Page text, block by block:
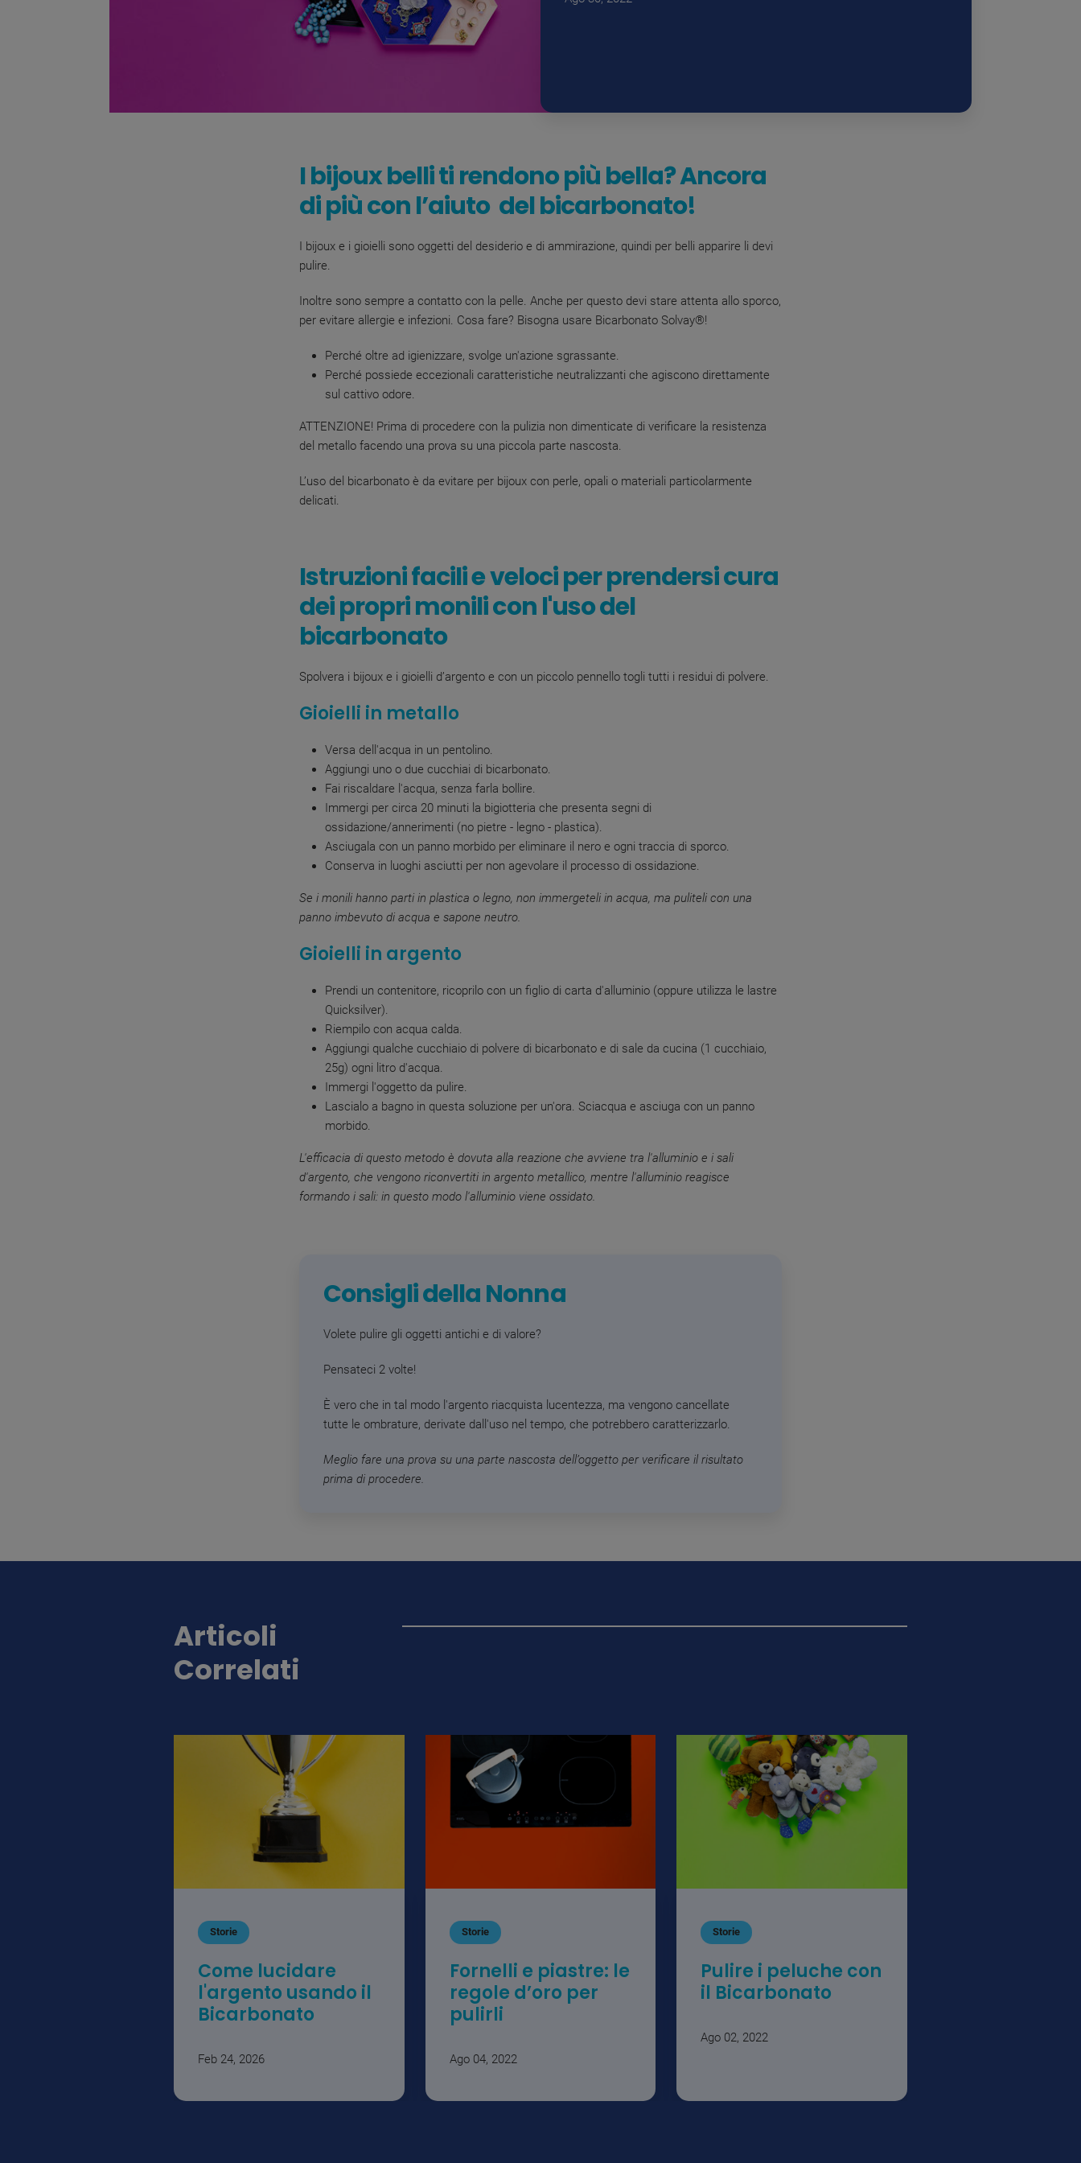
Ibijoux belli ti rendono più bella? Ancora
di più con l’aiuto del bicarbonato!
I bijoux e i gioielli sono oggetti del desiderio e di ammirazione, quindi per belli apparire li devi
pulire.
Inoltre sono sempre a contatto con la pelle. Anche per questo devi stare attenta allo sporco,
per evitare allergie e infezioni. Cosa fare? Bisogna usare Bicarbonato Solvay®!
Perché oltre ad igienizzare, svolge un'azione sgrassante.
Perché possiede eccezionali caratteristiche neutralizzanti che agiscono direttamente
sul cattivo odore.
ATTENZIONE! Prima di procedere con la pulizia non dimenticate di verificare la resistenza
del metallo facendo una prova su una piccola parte nascosta.
L’uso del bicarbonato è da evitare per bijoux con perle, opali o materiali particolarmente
delicati.
Istruzioni facili e veloci per prendersi cura
dei propri monili con l'uso del
bicarbonato
Spolvera i bijoux e i gioielli d’argento e con un piccolo pennello togli tutti i residui di polvere.
Gioielli in metallo
Versa dell'acqua in un pentolino.
Aggiungi uno o due cucchiai di bicarbonato.
Fai riscaldare l'acqua, senza farla bollire.
Immergi per circa 20 minuti la bigiotteria che presenta segni di
ossidazione/annerimenti (no pietre - legno - plastica).
Asciugala con un panno morbido per eliminare il nero e ogni traccia di sporco.
Conserva in luoghi asciutti per non agevolare il processo di ossidazione.
Se i monili hanno parti in plastica o legno, non immergeteli in acqua, ma puliteli con una
panno imbevuto di acqua e sapone neutro.
Gioielli in argento
Prendi un contenitore, ricoprilo con un figlio di carta d'alluminio (oppure utilizza le lastre
Quicksilver).
Riempilo con acqua calda.
Aggiungi qualche cucchiaio di polvere di bicarbonato e di sale da cucina (1 cucchiaio,
25g) ogni litro d'acqua.
Immergi l'oggetto da pulire.
Lascialo a bagno in questa soluzione per un'ora. Sciacqua e asciuga con un panno
morbido.
L'efficacia di questo metodo è dovuta alla reazione che avviene tra l'alluminio e i sali
d'argento, che vengono riconvertiti in argento metallico, mentre l'alluminio reagisce
formando i sali: in questo modo l'alluminio viene ossidato.
Consigli della Nonna
Volete pulire gli oggetti antichi e di valore?
Pensateci 2 volte!
È vero che in tal modo l'argento riacquista lucentezza, ma vengono cancellate
tutte le ombrature, derivate dall'uso nel tempo, che potrebbero caratterizzarlo.
Meglio fare una prova su una parte nascosta dell’oggetto per verificare il risultato
prima di procedere.
Articoli
Correlati
Storie
Come lucidare
l'argento usando il
Bicarbonato
Feb 24, 2026
Storie
Fornelli e piastre: le
regole d’oro per
pulirli
Ago 04, 2022
Storie
Pulire i peluche con
il Bicarbonato
Ago 02, 2022